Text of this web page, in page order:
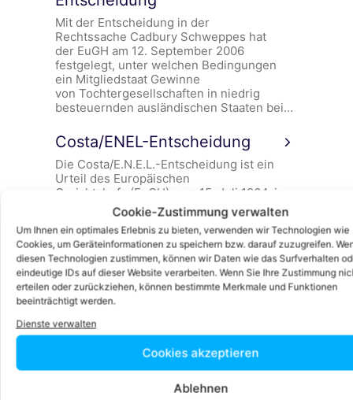
Cookie-Zustimmung verwalten
Um Ihnen ein optimales Erlebnis zu bieten, verwenden wir Technologien wie
Cookies, um Geräteinformationen zu speichern bzw. darauf zuzugreifen.
diesen Technologien zustimmen, können wir Daten wie das Surfverhalten
eindeutige IDs auf dieser Website verarbeiten. Wenn Sie Ihre Zustimmung
erteilen oder zurückziehen, können bestimmte Merkmale und Funktionen
beeinträchtigt werden.
Dienste verwalten
Cookies akzeptieren
Ablehnen
Mit der Entscheidung in der
Rechtssache Cadbury Schweppes hat
der EuGH am 12. September 2006
festgelegt, unter welchen Bedingungen
ein Mitgliedstaat Gewinne
von Tochtergesellschaften in niedrig
besteuernden ausländischen Staaten bei…
Costa/ENEL-Entscheidung
Die Costa/E.N.E.L.-Entscheidung ist ein
Urteil des Europäischen
Gerichtshofs (EuGH) vom 15. Juli 1964, in
dem er den absoluten Vorrang
des Gemeinschaftsrechts gegenüber den
nationalen Rechtsordnungen feststellte.…
Costa/ENEL
Centros-Entscheidung
Die Centros-Entscheidung ist ein Urteil
des Europäischen Gerichtshofs (EuGH)
(Rechtssache C-212/97) vom 9. März 1999
49 AEUV) als Bestandteil der